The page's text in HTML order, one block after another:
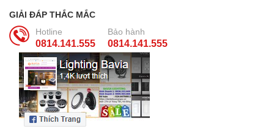
GIẢI ĐÁP THẮC MẮC
Hotline
0814.141.555
Bảo hành
0814.141.555